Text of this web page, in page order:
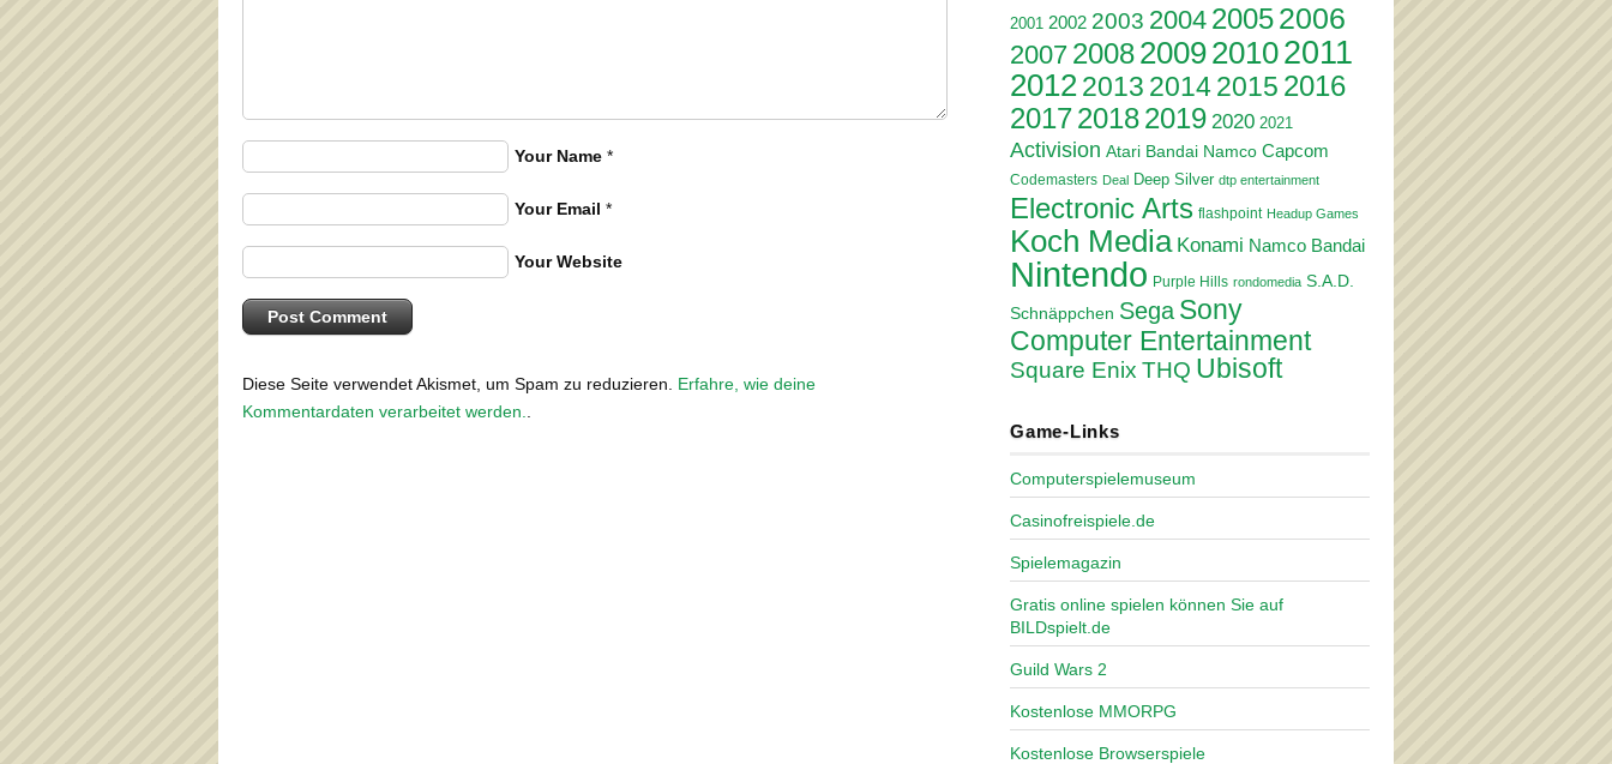
Your Name *
Your Email *
Your Website
Diese Seite verwendet Akismet, um Spam zu reduzieren. Erfahre, wie deine
Kommentardaten verarbeitet werden.
2001 2002 2003 2004 20052006
2007 2008200920102011
20122013 20142015 2016
201720182019 2020 2021
Activision Atari Bandai Namco Capcom
Codemasters Deal Deep Silver dtp entertainment
Electronic Arts flashpoint Headup Games
Koch Media Konami Namco Bandai
Nintendo Purple Hills rondomedia S.A.D.
Schnäppchen Sega Sony
Computer Entertainment
Square Enix THQ Ubisoft
Game-Links
Computerspielemuseum
Casinofreispiele.de
Spielemagazin
Gratis online spielen können Sie auf
BILDspielt.de
Guild Wars 2
Kostenlose MMORPG
Kostenlose Browserspiele